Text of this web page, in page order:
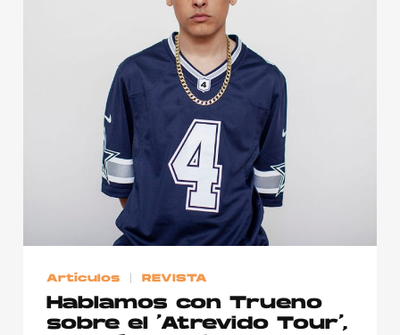
Artículos REVISTA
Hablamos con Trueno
sobre el ‘Atrevido Tour’,